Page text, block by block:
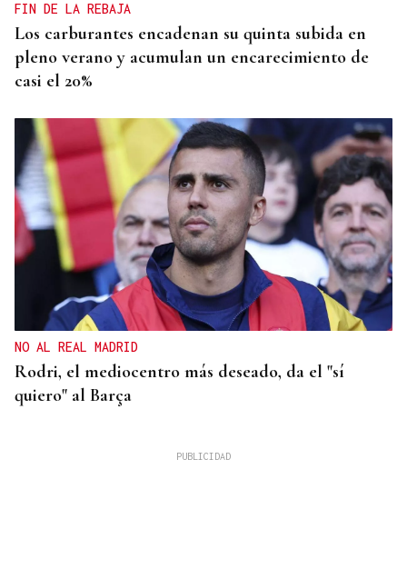
FIN DE LA REBAJA
Los carburantes encadenan su quinta subida en
pleno verano y acumulan un encarecimiento de
casi el 20%
NO AL REAL MADRID
Rodri, el mediocentro más deseado, da el "sí
quiero" al Barça